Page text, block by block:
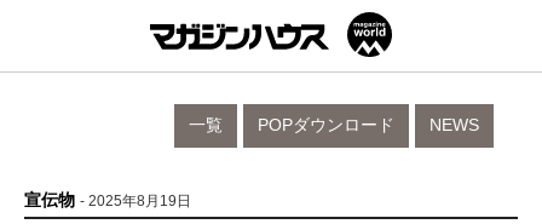
NEWS
POPダウンロード
一覧
宣伝物 - 2025年8月19日